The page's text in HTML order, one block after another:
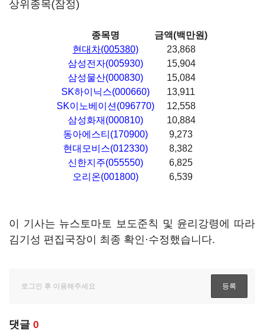
상위종목(잠정)
종목명
금액(백만원)
현대차(005380)
23,868
삼성전자(005930)
15,904
삼성물산(000830)
15,084
SK하이닉스(000660)
13,911
SK이노베이션(096770)
12,558
삼성화재(000810)
10,884
동아에스티(170900)
9,273
현대모비스(012330)
8,382
신한지주(055550)
6,825
오리온(001800)
6,539
이 기사는 뉴스토마토 보도준칙 및 윤리강령에 따라
김기성 편집국장이 최종 확인·수정했습니다.
댓글 0